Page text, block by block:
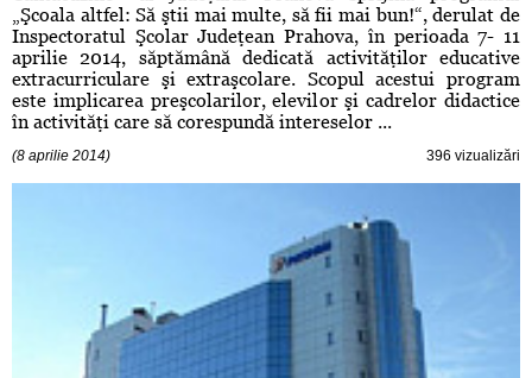
„Şcoala altfel: Să ştii mai multe, să fii mai bun!“, derulat de
Inspectoratul Şcolar Judeţean Prahova, în perioada 7- 11
aprilie 2014, săptămână dedicată activităţilor educative
extracurriculare şi extraşcolare. Scopul acestui program
este implicarea preşcolarilor, elevilor şi cadrelor didactice
în activităţi care să corespundă intereselor ...
(8 aprilie 2014) 396 vizualizări